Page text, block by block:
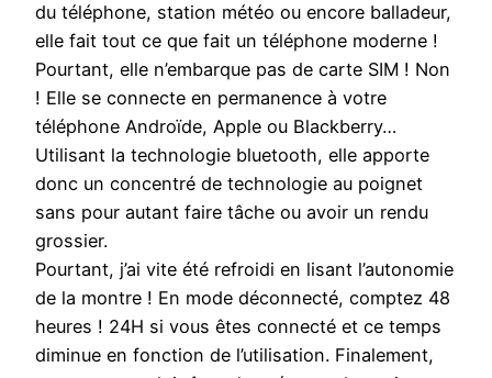
du téléphone, station météo ou encore balladeur,
elle fait tout ce que fait un téléphone moderne !
Pourtant, elle n’embarque pas de carte SIM ! Non
! Elle se connecte en permanence à votre
téléphone Androïde, Apple ou Blackberry…
Utilisant la technologie bluetooth, elle apporte
donc un concentré de technologie au poignet
sans pour autant faire tâche ou avoir un rendu
grossier.
Pourtant, j’ai vite été refroidi en lisant l’autonomie
de la montre ! En mode déconnecté, comptez 48
heures ! 24H si vous êtes connecté et ce temps
diminue en fonction de l’utilisation. Finalement,